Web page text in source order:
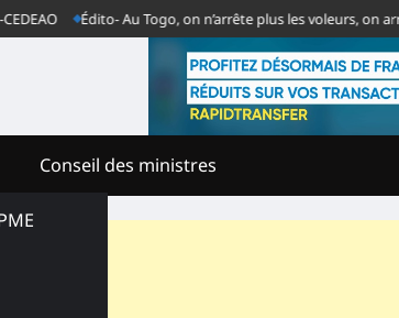
Édito- Au Togo, on n’arrête plus les voleurs, on arrête
Conseil des ministres